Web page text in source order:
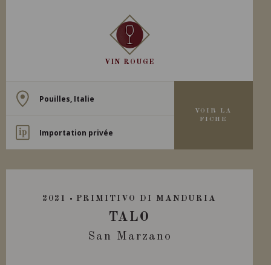
VIN ROUGE
Pouilles, Italie
Importation privée
VOIR LA
FICHE
2021 PRIMITIVO DI MANDURIA
TALO
San Marzano